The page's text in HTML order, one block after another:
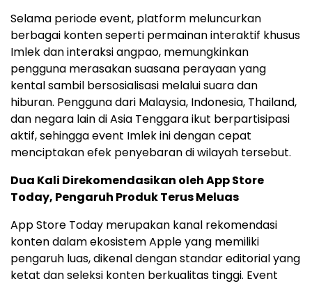
Selama periode event, platform meluncurkan
berbagai konten seperti permainan interaktif khusus
Imlek dan interaksi angpao, memungkinkan
pengguna merasakan suasana perayaan yang
kental sambil bersosialisasi melalui suara dan
hiburan. Pengguna dari Malaysia, Indonesia, Thailand,
dan negara lain di Asia Tenggara ikut berpartisipasi
aktif, sehingga event Imlek ini dengan cepat
menciptakan efek penyebaran di wilayah tersebut.
Dua Kali Direkomendasikan oleh App Store
Today, Pengaruh Produk Terus Meluas
App Store Today merupakan kanal rekomendasi
konten dalam ekosistem Apple yang memiliki
pengaruh luas, dikenal dengan standar editorial yang
ketat dan seleksi konten berkualitas tinggi. Event